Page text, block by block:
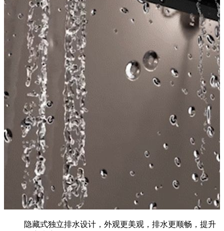
隐藏式独立排水设计，外观更美观，排水更顺畅，提升